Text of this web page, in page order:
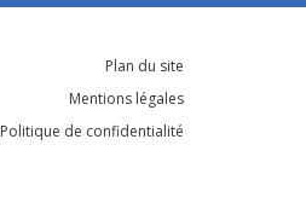
Plan du site
Mentions légales
Politique de confidentialité